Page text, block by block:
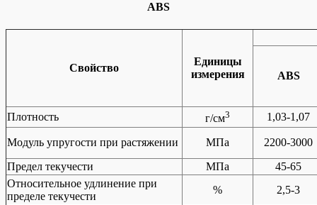
ABS
Свойство
Единицы
измерения
ABS
Плотность г/см3 1,03-1,07
Модуль упругости при растяжении МПа
2200-3000
Предел текучести
МПа
45-65
Относительное удлинение при
пределе текучести
% 2,5-3